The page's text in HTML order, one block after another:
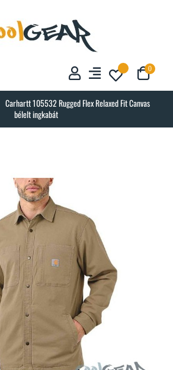
0
Carhartt 105532 Rugged Flex Relaxed Fit Canvas
bélelt ingkabát